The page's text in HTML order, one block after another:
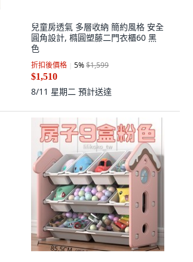
兒童房透氣 多層收納 簡約風格 安全
圓角設計, 橢圓塑藤二門衣櫃60 黑
色
折扣後價格 5%$1,599
$1,510
8/11 星期二 預計送達